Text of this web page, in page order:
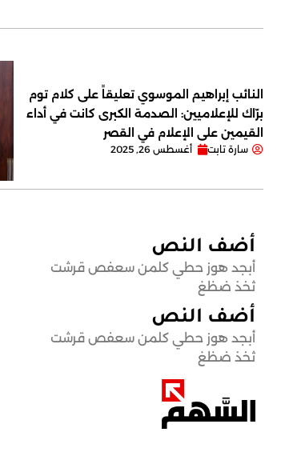
النائب إبراهيم الموسوي تعليقاً على كلام توم
برّاك للإعلاميين: الصدمة الكبرى كانت في أداء
القيمين على ‏الإعلام في القصر
سارة تابت أغسطس 26, 2025
أضف النص
أبجد هوز حطي كلمن سعفص قرشت
ثخذ ضظغ
أضف النص
أبجد هوز حطي كلمن سعفص قرشت
ثخذ ضظغ